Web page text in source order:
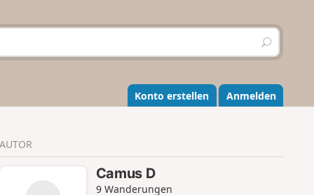
S
u
h
e
n
Konto erstellen Anmelden
AUTOR
Camus D
9 Wanderungen